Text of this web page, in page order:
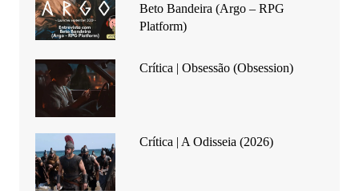
Beto Bandeira (Argo – RPG
Platform)
Crítica | Obsessão (Obsession)
Crítica | A Odisseia (2026)